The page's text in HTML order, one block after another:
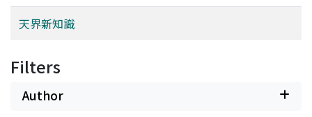
天界新知識
Filters
Author